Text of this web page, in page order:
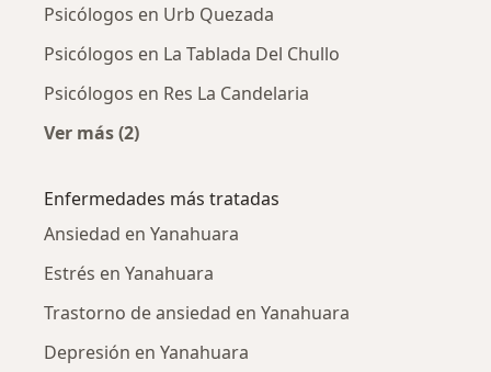
Psicólogos en Urb Quezada
Psicólogos en La Tablada Del Chullo
Psicólogos en Res La Candelaria
Ver más (2)
Enfermedades más tratadas
Ansiedad en Yanahuara
Estrés en Yanahuara
Trastorno de ansiedad en Yanahuara
Depresión en Yanahuara